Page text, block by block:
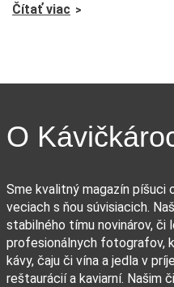
Čítať viac
O
Sme kvalitný magazín píšuci
veciach s ňou súvisiacich.
stabilného tímu novinárov, či
profesionálnych fotografov,
kávy, čaju či vína a jedla v
reštaurácií a kaviarní. Našim